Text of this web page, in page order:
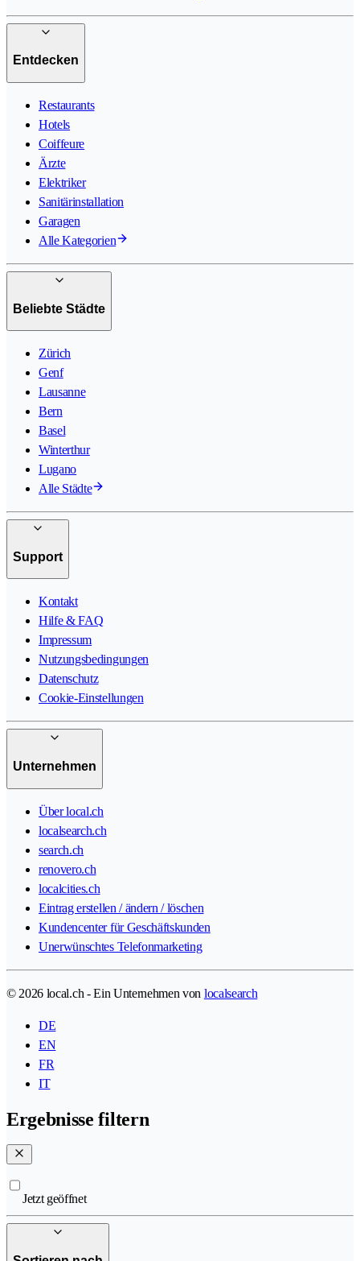
Entdecken
Restaurants
Hotels
Coiffeure
Ärzte
Elektriker
Sanitärinstallation
Garagen
Alle Kategorien
Beliebte Städte
Zürich
Genf
Lausanne
Bern
Basel
Winterthur
Lugano
Alle Städte
Support
Kontakt
Hilfe & FAQ
Impressum
Nutzungsbedingungen
Datenschutz
Cookie-Einstellungen
Unternehmen
Über local.ch
localsearch.ch
search.ch
renovero.ch
localcities.ch
Eintrag erstellen / ändern / löschen
Kundencenter für Geschäftskunden
Unerwünschtes Telefonmarketing
© 2026 local.ch - Ein Unternehmen von localsearch
DE
EN
FR
IT
Ergebnisse filtern
Jetzt geöffnet